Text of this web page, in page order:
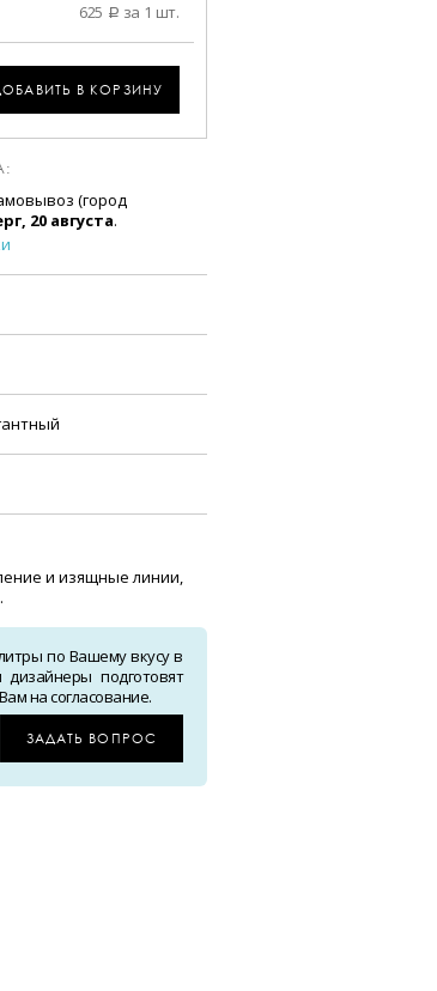
625 a за 1 шт.
В КОРЗИНУ
(город
20 августа.
и изящные линии,
по Вашему вкусу в
подготовят
на согласование.
ЗАДАТЬ ВОПРОС